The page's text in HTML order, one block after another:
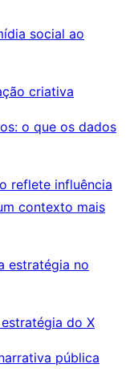
social ao
criativa
o que os dados
reflete influência
contexto mais
estratégia no
do X
pública